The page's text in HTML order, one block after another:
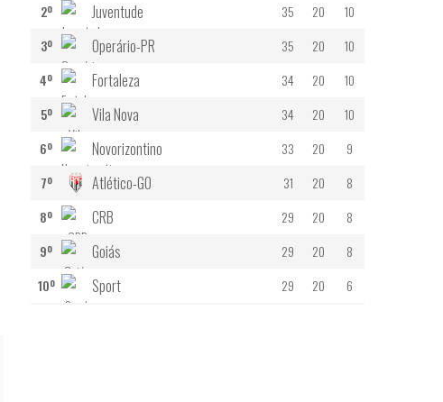
2º
Juventude 35 20
10
3º
Operário-PR 35 20
10
4º
Fortaleza 34 20
10
5º
Vila Nova 34 20
10
6º
Novorizontino 33 20
9
7º
Atlético-GO 31 20
8
8º
CRB 29 20
8
9º
Goiás 29 20
8
10º
Sport 29 20
6